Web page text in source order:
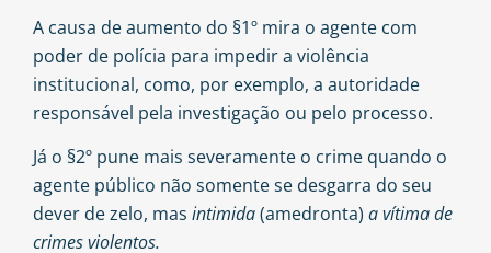
A causa de aumento do §1º mira o agente com
poder de polícia para impedir a violência
institucional, como, por exemplo, a autoridade
responsável pela investigação ou pelo processo.
Já o §2º pune mais severamente o crime quando o
agente público não somente se desgarra do seu
dever de zelo, mas intimida(amedronta) a vítima de
crimes violentos.